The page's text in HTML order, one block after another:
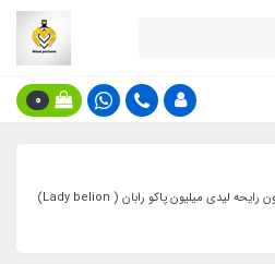
0
ادکلن 30 میل روونا مدل لیدی بیلیون رایحه لیدی میلیون پاکو رابان ( Lady belion)